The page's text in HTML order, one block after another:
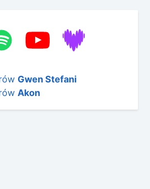
Gwen Stefani
Akon